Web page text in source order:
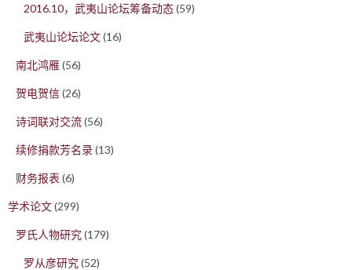
2016.10，武夷山论坛筹备动态(59)
武夷山论坛论文(16)
南北鸿雁(56)
贺电贺信(26)
诗词联对交流(56)
续修捐款芳名录(13)
财务报表 (6)
学术论文(299)
罗氏人物研究(179)
罗从彦研究(52)